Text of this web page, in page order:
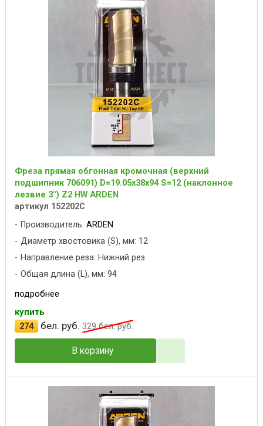
Фреза прямая обгонная кромочная (верхний
подшипник 706091) D=19.05x38x94 S=12 (наклонное
лезвие 3°) Z2 HW ARDEN
артикул 152202C
Производитель: ARDEN
Диаметр хвостовика (S), мм: 12
Направление реза: Нижний рез
Общая длина (L), мм: 94
подробнее
купить
274
бел. руб. 329бел. руб.
В корзину